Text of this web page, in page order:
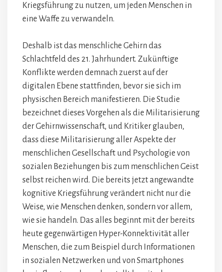
Kriegsführung zu nutzen, um jeden Menschen in
eine Waffe zu verwandeln.
Deshalb ist das menschliche Gehirn das
Schlachtfeld des 21. Jahrhundert. Zukünftige
Konflikte werden demnach zuerst auf der
digitalen Ebene stattfinden, bevor sie sich im
physischen Bereich manifestieren. Die Studie
bezeichnet dieses Vorgehen als die Militarisierung
der Gehirnwissenschaft, und Kritiker glauben,
dass diese Militarisierung aller Aspekte der
menschlichen Gesellschaft und Psychologie von
sozialen Beziehungen bis zum menschlichen Geist
selbst reichen wird. Die bereits jetzt angewandte
kognitive Kriegsführung verändert nicht nur die
Weise, wie Menschen denken, sondern vor allem,
wie sie handeln. Das alles beginnt mit der bereits
heute gegenwärtigen Hyper-Konnektivität aller
Menschen, die zum Beispiel durch Informationen
in sozialen Netzwerken und von Smartphones